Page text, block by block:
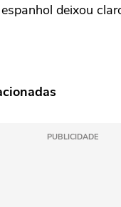
deixou
PUBLICIDADE